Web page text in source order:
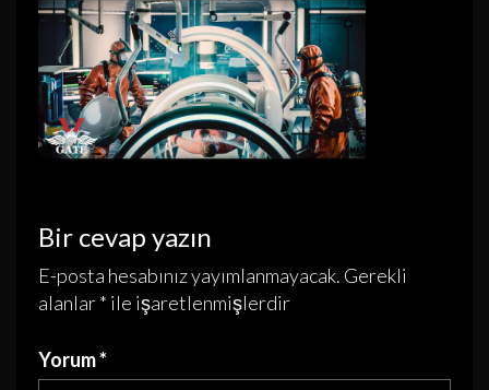
Bir cevap yazın
E-posta hesabınız yayımlanmayacak. Gerekli
alanlar* ile işaretlenmişlerdir
Yorum*